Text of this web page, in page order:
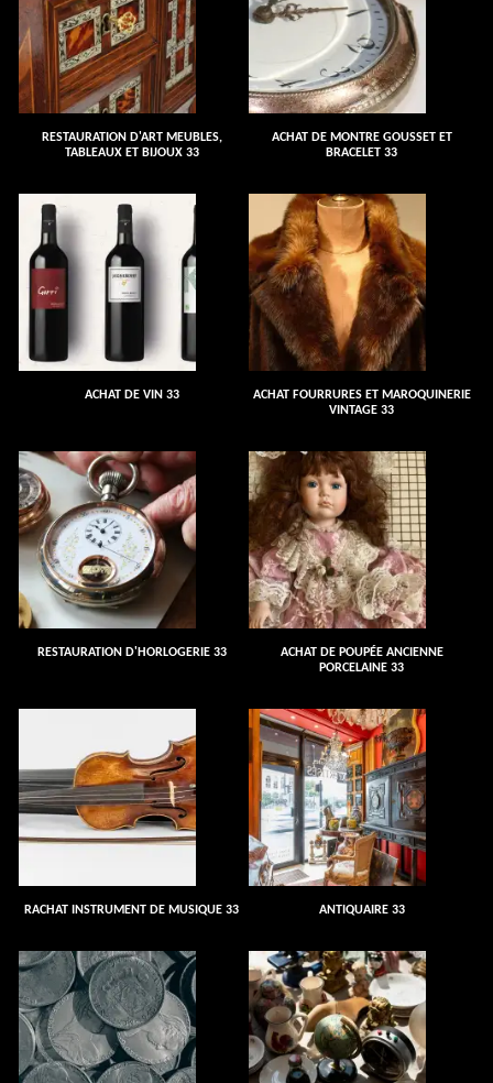
RESTAURATION D'ART MEUBLES,
TABLEAUX ET BIJOUX 33
ACHAT DE MONTRE GOUSSET ET
BRACELET 33
ACHAT DE VIN 33
ACHAT FOURRURES ET MAROQUINERIE
VINTAGE 33
RESTAURATION D'HORLOGERIE 33
ACHAT DE POUPÉE ANCIENNE
PORCELAINE 33
RACHAT INSTRUMENT DE MUSIQUE 33 ANTIQUAIRE 33